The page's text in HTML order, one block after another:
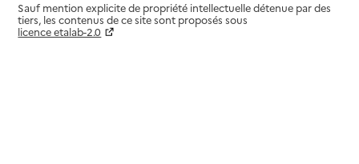
Sauf mention explicite de propriété intellectuelle détenue par des
tiers, les contenus de ce site sont proposés sous
licence etalab-2.0